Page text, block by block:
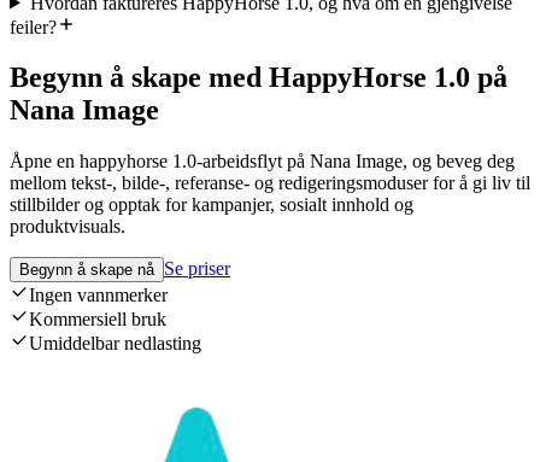
feiler?
Begynn å skape med HappyHorse 1.0 på
Nana Image
Åpne en happyhorse 1.0-arbeidsflyt på Nana Image, og beveg deg
mellom tekst-, bilde-, referanse- og redigeringsmoduser for å gi liv til
stillbilder og opptak for kampanjer, sosialt innhold og
produktvisuals.
Begynn å skape nå Se priser
Ingen vannmerker
Kommersiell bruk
Umiddelbar nedlasting